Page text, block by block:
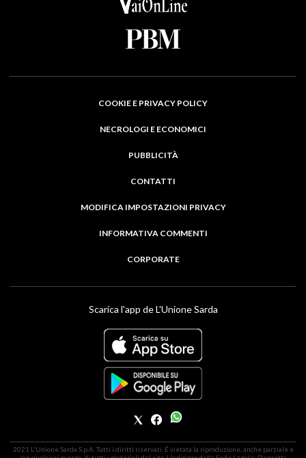
COOKIE E PRIVACY POLICY
NECROLOGI E ECONOMICI
PUBBLICITÀ
CONTATTI
MODIFICA IMPOSTAZIONI PRIVACY
INFORMATIVA COMMENTI
CORPORATE
Scarica l'app de L'Unione Sarda
2021 L'Unione Sarda S.p.A. Tutti i diritti riservati. É vietata la riproduzione, anche parziale e